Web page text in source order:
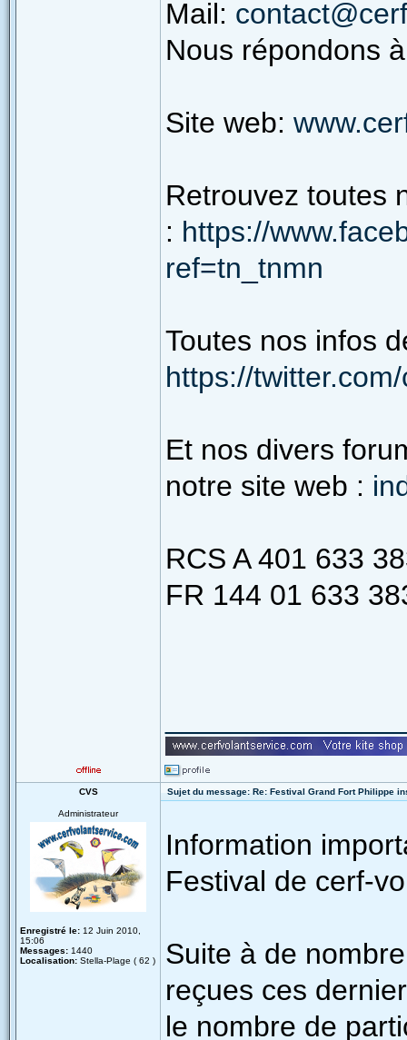
Mail:
Nous répondons
Site web:
Retrouvez toutes
: https://
ref=tn_tnmn
Toutes nos infos
https://
Et nos divers
notre site web :
RCS A 401 633
FR 144 01 633
CVS Sujet du message: Re: Festival Grand Fort Philippe
Administrateur
Enregistré le: 12 Juin 2010,
15:06
Messages: 1440
Localisation: Stella-Plage ( 62 )
Information
Festival de cerf-
Suite à de
reçues ces
le nombre de